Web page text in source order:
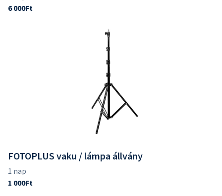
FOTOPLUS vaku / lámpa állvány